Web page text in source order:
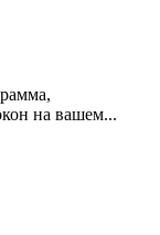
на вашем...